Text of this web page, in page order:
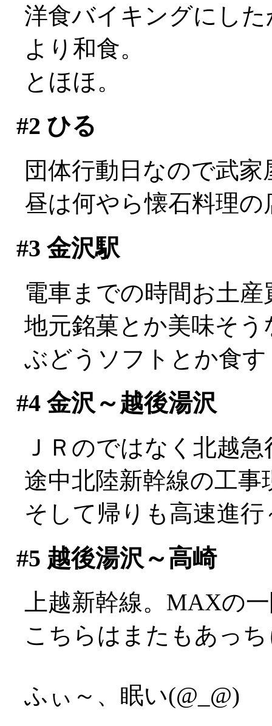
洋食バイキングにし
より和食。
とほほ。
#2 ひる
団体行動日なので武
昼は何やら懐石料理
#3 金沢駅
電車までの時間お土
地元銘菓とか美味そう
ぶどうソフトとか食す
#4金沢～越後湯沢
ＪＲのではなく北越
途中北陸新幹線の工
そして帰りも高速進行
#5 越後湯沢～高崎
上越新幹線。MAXの
こちらはまたもあっ
ふぃ～、眠い(@_@)